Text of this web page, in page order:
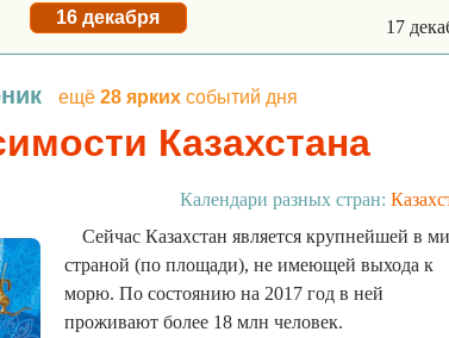
16 декабря 17
ещё 28 ярких событий дня
Казахстана
Календари разных стран:
Сейчас Казахстан является крупнейшей в
страной (по площади), не имеющей выхода к
морю. По состоянию на 2017 год в ней
проживают более 18 млн человек.